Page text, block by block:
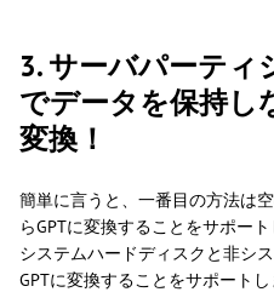
3. サーバパーティ
でデータを保持し
変換！
簡単に言うと、一番目の方法は
らGPTに変換することをサポー
システムハードディスクと非シ
GPTに変換することをサポート